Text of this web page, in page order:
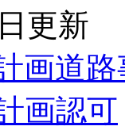
更新
画道
画認可